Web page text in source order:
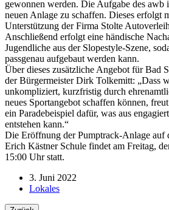
gewonnen werden. Die Aufgabe des awb
neuen Anlage zu schaffen. Dieses erfolgt
Unterstützung der Firma Stolte
Anschließend erfolgt eine händische
Jugendliche aus der Slopestyle-Szene,
passgenau aufgebaut werden kann.
Über dieses zusätzliche Angebot für Bad
der Bürgermeister Dirk Tolkemitt: „Dass
unkompliziert, kurzfristig durch
neues Sportangebot schaffen können,
ein Paradebeispiel dafür, was aus
entstehen kann.“
Die Eröffnung der Pumptrack-Anlage auf
Erich Kästner Schule findet am Freitag,
15:00 Uhr statt.
3. Juni 2022
Lokales